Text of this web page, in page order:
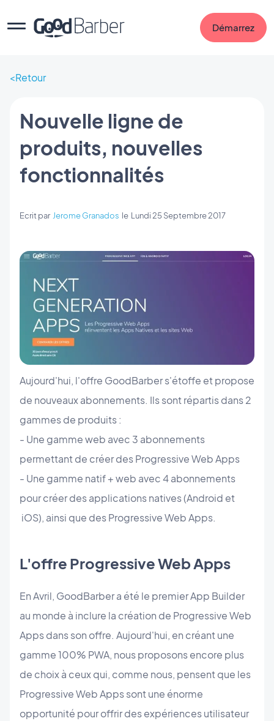
Démarrez
Retour
Nouvelle ligne de
produits, nouvelles
fonctionnalités
Ecrit par Jerome Granados le Lundi 25 Septembre 2017
Aujourd'hui, l'offre GoodBarber s'étoffe et propose
de nouveaux abonnements. Ils sont répartis dans 2
gammes de produits :
- Une gamme web avec 3 abonnements
permettant de créer des Progressive Web Apps
- Une gamme natif + web avec 4 abonnements
pour créer des applications natives (Android et
iOS), ainsi que des Progressive Web Apps.
L'offre Progressive Web Apps
En Avril, GoodBarber a été le premier App Builder
au monde à inclure la création de Progressive Web
Apps dans son offre. Aujourd'hui, en créant une
gamme 100% PWA, nous proposons encore plus
de choix à ceux qui, comme nous, pensent que les
Progressive Web Apps sont une énorme
opportunité pour offrir des expériences utilisateur